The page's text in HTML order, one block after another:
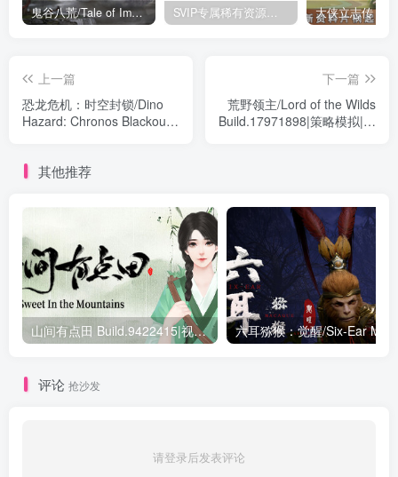
鬼谷八荒/Tale of Immortal v1.2.105.259|角色扮演|容量27.4GB|免安装绿色中文版 SVIP专属稀有资源下载 – 持续更新中
上一篇
恐龙危机：时空封锁/Dino
Hazard: Chronos Blackout
下一篇
荒野领主/Lord of the Wilds
Build.17971898|策略模拟|容
其他推荐
山间有点田 Build.9422415|视觉小说|容量716MB|免安装绿色中文版
评论 抢沙发
请登录后发表评论